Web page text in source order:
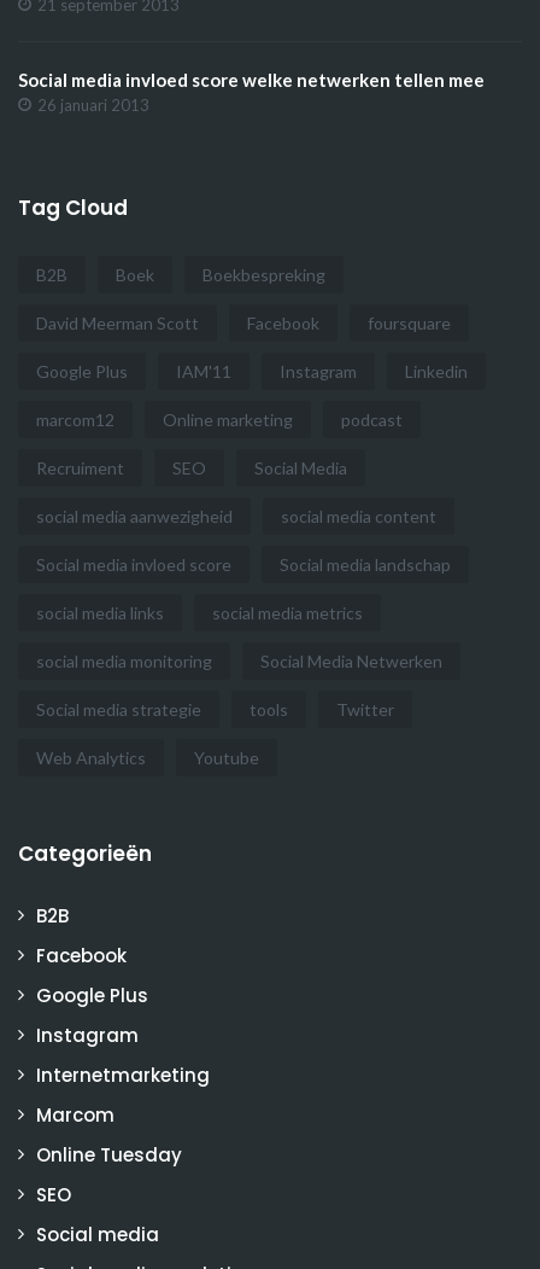
21 september 2013
Social media invloed score welke netwerken tellen mee
26 januari 2013
Tag Cloud
B2B Boek Boekbespreking
David Meerman Scott Facebook foursquare
Google Plus IAM'11 Instagram Linkedin
marcom12 Online marketing podcast
Recruiment SEO Social Media
social media aanwezigheid social media content
Social media invloed score Social media landschap
social media links social media metrics
social media monitoring Social Media Netwerken
Social media strategie tools Twitter
Web Analytics Youtube
Categorieën
B2B
Facebook
Google Plus
Instagram
Internetmarketing
Marcom
Online Tuesday
SEO
Social media